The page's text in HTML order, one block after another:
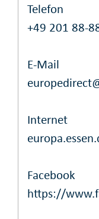
Telefon
+49 201 88-
E-Mail
Internet
Facebook
https://